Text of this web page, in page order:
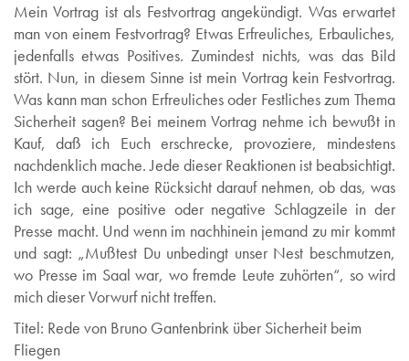
Mein Vortrag ist als Festvortrag angekündigt. Was erwartet
man von einem Festvortrag? Etwas Erfreuliches, Erbauliches,
jedenfalls etwas Positives. Zumindest nichts, was das Bild
stört. Nun, in diesem Sinne ist mein Vortrag kein Festvortrag.
Was kann man schon Erfreuliches oder Festliches zum Thema
Sicherheit sagen? Bei meinem Vortrag nehme ich bewußt in
Kauf, daß ich Euch erschrecke, provoziere, mindestens
nachdenklich mache. Jede dieser Reaktionen ist beabsichtigt.
Ich werde auch keine Rücksicht darauf nehmen, ob das, was
ich sage, eine positive oder negative Schlagzeile in der
Presse macht. Und wenn im nachhinein jemand zu mir kommt
und sagt: „Mußtest Du unbedingt unser Nest beschmutzen,
wo Presse im Saal war, wo fremde Leute zuhörten“, so wird
mich dieser Vorwurf nicht treffen.
Titel: Rede von Bruno Gantenbrink über Sicherheit beim
Fliegen